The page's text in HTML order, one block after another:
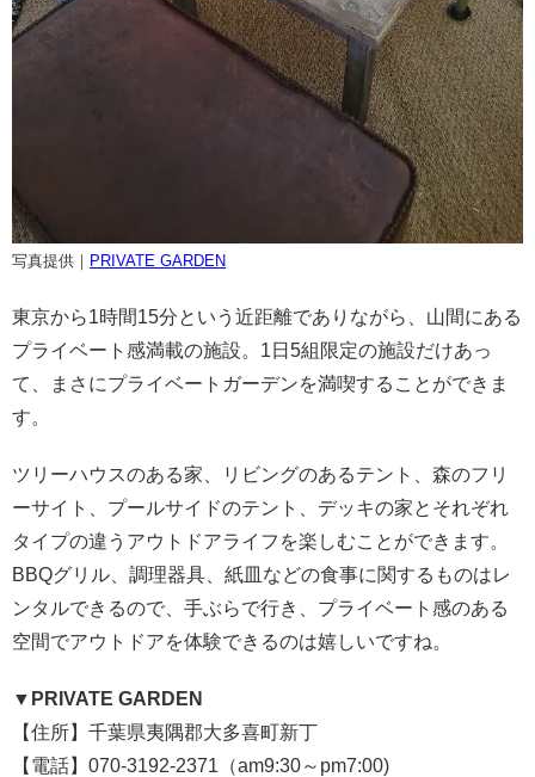
写真提供｜ PRIVATE GARDEN
東京から1時間15分という近距離でありながら、山間にある
プライベート感満載の施設。 1日5組限定の施設だけあっ
て、まさにプライベートガーデンを満喫することができま
す。
ツリーハウスのある家、リビングのあるテント、森のフリ
ーサイト、プールサイドのテント、デッキの家とそれぞれ
タイプの違うアウトドアライフを楽しむことができます。
BBQグリル、調理器具、紙皿などの食事に関するものはレ
ンタルできるので、手ぶらで行き、プライベート感のある
空間でアウトドアを体験できるのは嬉しいですね。
▼PRIVATE GARDEN
【住所】千葉県夷隅郡大多喜町新丁
【電話】070-3192-2371（am9:30～pm7:00)